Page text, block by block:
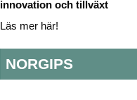
innovation och tillväxt
Läs mer här!
NORGIPS